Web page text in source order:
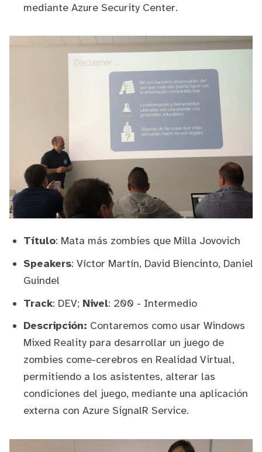
mediante Azure Security Center.
Título: Mata más zombies que Milla Jovovich
Speakers: Víctor Martín, David Biencinto, Daniel
Guindel
Track: DEV; Nivel: 200 - Intermedio
Descripción: Contaremos como usar Windows
Mixed Reality para desarrollar un juego de
zombies come-cerebros en Realidad Virtual,
permitiendo a los asistentes, alterar las
condiciones del juego, mediante una aplicación
externa con Azure SignalR Service.